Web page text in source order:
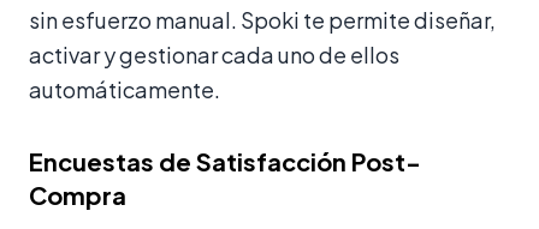
sin esfuerzo manual. Spoki te permite diseñar,
activar y gestionar cada uno de ellos
automáticamente.
Encuestas de Satisfacción Post-
Compra